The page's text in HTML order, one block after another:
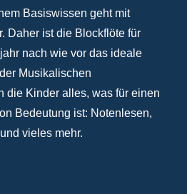
Basiswissen geht mit
Daher ist die Blockflöte für
nach wie vor das ideale
Musikalischen
die Kinder alles, was für einen
Bedeutung ist: Notenlesen,
vieles mehr.